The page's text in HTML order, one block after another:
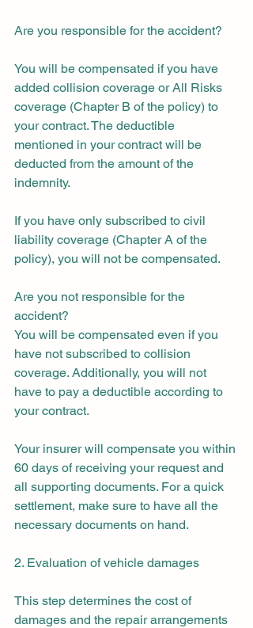
Are you responsible for the accident?
You will be compensated if you have
added collision coverage or All Risks
coverage (Chapter B of the policy) to
your contract. The deductible
mentioned in your contract will be
deducted from the amount of the
indemnity.
If you have only subscribed to civil
liability coverage (Chapter A of the
policy), you will not be compensated.
Are you not responsible for the
accident?
You will be compensated even if you
have not subscribed to collision
coverage. Additionally, you will not
have to pay a deductible according to
your contract.
Your insurer will compensate you within
60 days of receiving your request and
all supporting documents. For a quick
settlement, make sure to have all the
necessary documents on hand.
2. Evaluation of vehicle damages
This step determines the cost of
damages and the repair arrangements